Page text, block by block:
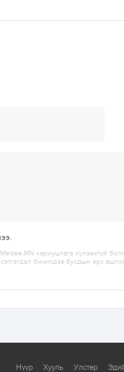
хариуцлага хүлээхгүй
бичихдээ бусдын эрх
Нүүр Хууль Улстөр